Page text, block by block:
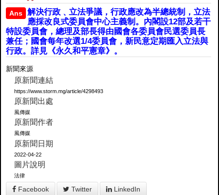
Ans
解決行政﹑立法爭議，行政應改為半總統制，立法
應採改良式委員會中心主義制。內閣設12部及若干
特設委員會，總理及部長得由國會各委員會民選委員長
兼任；國會每年改選1/4委員會，新民意定期匯入立法與
行政。詳見《永久和平憲章》。
新聞來源
原新聞連結
https://www.storm.mg/article/4298493
原新聞出處
風傳媒
原新聞作者
風傳媒
原新聞日期
2022-04-22
圖片說明
法律
Facebook Twitter LinkedIn